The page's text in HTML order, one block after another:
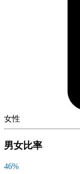
女性
男女比率
46%